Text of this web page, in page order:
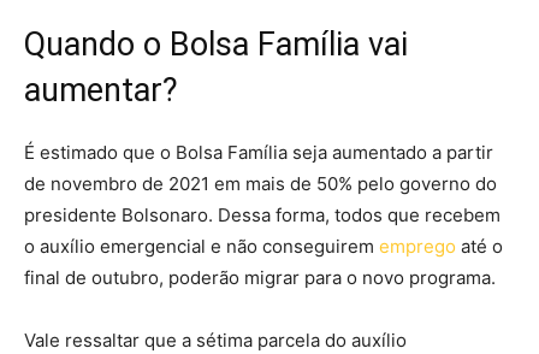
Quando o Bolsa Família vai
aumentar?
É estimado que o Bolsa Família seja aumentado a partir
de novembro de 2021 em mais de 50% pelo governo do
presidente Bolsonaro. Dessa forma, todos que recebem
o auxílio emergencial e não conseguirem emprego até o
final de outubro, poderão migrar para o novo programa.
Vale ressaltar que a sétima parcela do auxílio